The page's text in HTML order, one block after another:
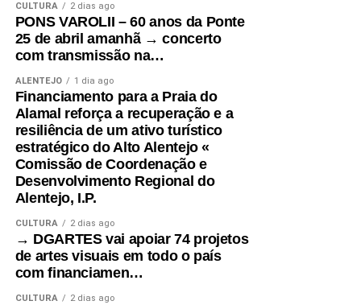
CULTURA 2 dias ago
PONS VAROLII – 60 anos da Ponte
25 de abril amanhã → concerto
com transmissão na…
ALENTEJO 1 dia ago
Financiamento para a Praia do
Alamal reforça a recuperação e a
resiliência de um ativo turístico
estratégico do Alto Alentejo «
Comissão de Coordenação e
Desenvolvimento Regional do
Alentejo, I.P.
CULTURA 2 dias ago
→ DGARTES vai apoiar 74 projetos
de artes visuais em todo o país
com financiamen…
CULTURA 2 dias ago